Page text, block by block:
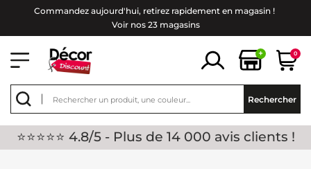
Commandez aujourd'hui, retirez rapidement en magasin !
Voir nos 23 magasins
+ 0
Rechercher
⭐⭐⭐⭐⭐ 4.8/5 - Plus de 14 000 avis clients !